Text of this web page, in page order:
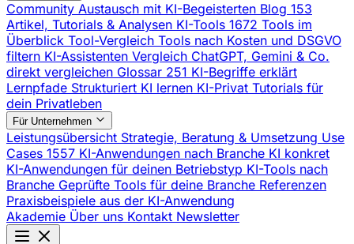
Community Austausch mit KI-Begeisterten Blog 153
Artikel, Tutorials & Analysen KI-Tools 1672 Tools im
Überblick Tool-Vergleich Tools nach Kosten und DSGVO
filtern KI-Assistenten Vergleich ChatGPT, Gemini & Co.
direkt vergleichen Glossar 251 KI-Begriffe erklärt
Lernpfade Strukturiert KI lernen KI-Privat Tutorials für
dein Privatleben
Für Unternehmen
Leistungsübersicht Strategie, Beratung & Umsetzung Use
Cases 1557 KI-Anwendungen nach Branche KI konkret
KI-Anwendungen für deinen Betriebstyp KI-Tools nach
Branche Geprüfte Tools für deine Branche Referenzen
Praxisbeispiele aus der KI-Anwendung
Akademie Über uns Kontakt Newsletter